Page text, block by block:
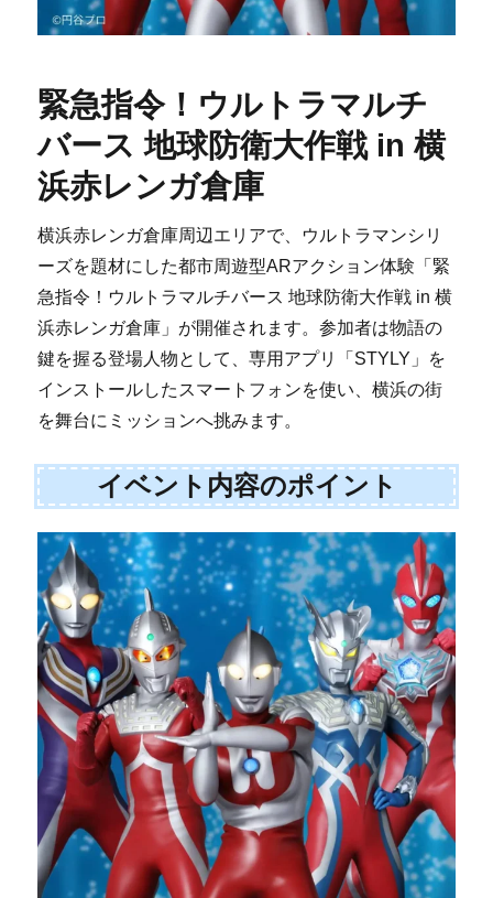
緊急指令！ウルトラマルチ
バース 地球防衛大作戦 in 横
浜赤レンガ倉庫
横浜赤レンガ倉庫周辺エリアで、ウルトラマンシリ
ーズを題材にした都市周遊型ARアクション体験「緊
急指令！ウルトラマルチバース 地球防衛大作戦 in 横
浜赤レンガ倉庫」が開催されます。参加者は物語の
鍵を握る登場人物として、専用アプリ「STYLY」を
インストールしたスマートフォンを使い、横浜の街
を舞台にミッションへ挑みます。
イベント内容のポイント